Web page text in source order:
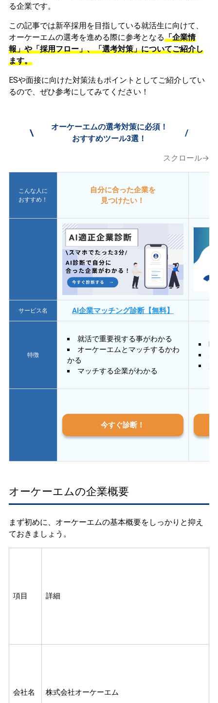
る企業です。
この記事では新卒採用を目指している就活生に向けて、
オーケーエムの選考を進める際に参考となる「企業情
報」や「採用フロー」、「選考対策」についてご紹介し
ます。
ESや面接に向けた対策法もポイントとしてご紹介してい
るので、ぜひ参考にしてみてください！
\
オーケーエムの選考対策に必須！
おすすめツール3選！
/
スクロール→
こんな人に
おすすめ！
自分に合った企業を
見つけたい！
サービス名 AI企業マッチング診断【無料】
特徴
就活で重要視する事がわかる
オーケーエムとマッチするかわ
かる
マッチする企業がわかる
質
今すぐ診断！
オーケーエムの企業概要
まず初めに、オーケーエムの基本概要をしっかりと抑え
ておきましょう。
項目 詳細
会社名 株式会社オーケーエム